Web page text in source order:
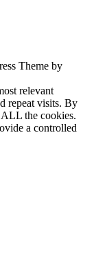
Theme by
relevant
repeat visits. By
the cookies.
a controlled